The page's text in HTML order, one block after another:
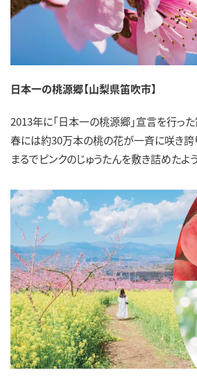
日本一の桃源郷【山梨県笛吹市】
2013年に「日本一の桃源郷」宣言を行っ
春には約30万本の桃の花が一斉に咲き誇
まるでピンクのじゅうたんを敷き詰めた